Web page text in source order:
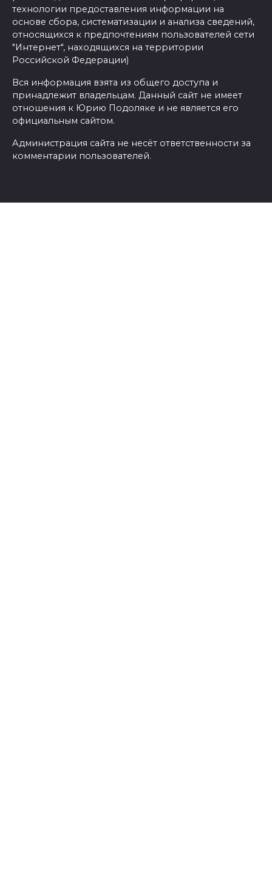
технологии предоставления информации на
основе сбора, систематизации и анализа сведений,
относящихся к предпочтениям пользователей сети
"Интернет", находящихся на территории
Российской Федерации)
Вся информация взята из общего доступа и
принадлежит владельцам. Данный сайт не имеет
отношения к Юрию Подоляке и не является его
официальным сайтом.
Администрация сайта не несёт ответственности за
комментарии пользователей.